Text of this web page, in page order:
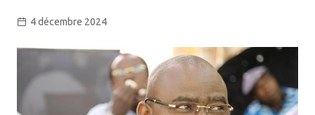
4 décembre 2024